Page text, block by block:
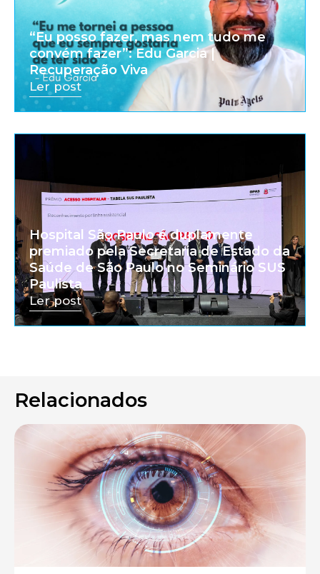
“Eu posso fazer, mas nem tudo me
convém fazer”: Edu Garcia |
Recuperação Viva
Ler post
Hospital São Paulo é duplamente
premiado pela Secretaria de Estado da
Saúde de São Paulo no Seminário SUS
Paulista
Ler post
Relacionados